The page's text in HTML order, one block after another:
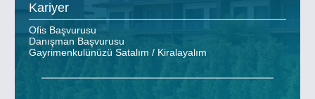
Kariyer
Ofis Başvurusu
Danışman Başvurusu
Gayrimenkulünüzü Satalım / Kiralayalım